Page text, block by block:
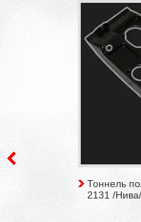
Тоннель
2131 /Нива/